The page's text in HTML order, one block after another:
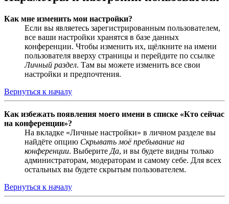
Как мне изменить мои настройки?
Если вы являетесь зарегистрированным пользователем,
все ваши настройки хранятся в базе данных
конференции. Чтобы изменить их, щёлкните на имени
пользователя вверху страницы и перейдите по ссылке
Личный раздел. Там вы можете изменить все свои
настройки и предпочтения.
Вернуться к началу
Как избежать появления моего имени в списке «Кто сейчас
на конференции»?
На вкладке «Личные настройки» в личном разделе вы
найдёте опцию Скрывать моё пребывание на
конференции. Выберите Да, и вы будете видны только
администраторам, модераторам и самому себе. Для всех
остальных вы будете скрытым пользователем.
Вернуться к началу